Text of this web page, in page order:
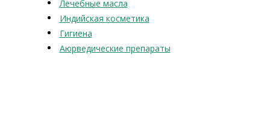
Лечебные масла
Индийская косметика
Гигиена
Аюрведические препараты